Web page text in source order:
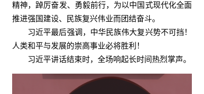
精神，踔厉奋发、勇毅前行，为以中国式现代化全面
推进强国建设、民族复兴伟业而团结奋斗。
习近平最后强调，中华民族伟大复兴势不可挡！
人类和平与发展的崇高事业必将胜利！
习近平讲话结束时，全场响起长时间热烈掌声。